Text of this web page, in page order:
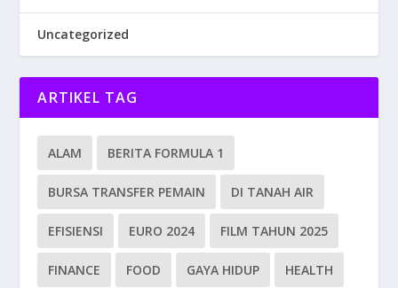
Uncategorized
ARTIKEL TAG
ALAM BERITA FORMULA 1
BURSA TRANSFER PEMAIN DI TANAH AIR
EFISIENSI EURO 2024 FILM TAHUN 2025
FINANCE FOOD GAYA HIDUP HEALTH